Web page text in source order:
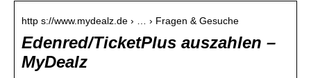
http s://www.mydealz.de › … › Fragen & Gesuche
Edenred/TicketPlus auszahlen –
MyDealz